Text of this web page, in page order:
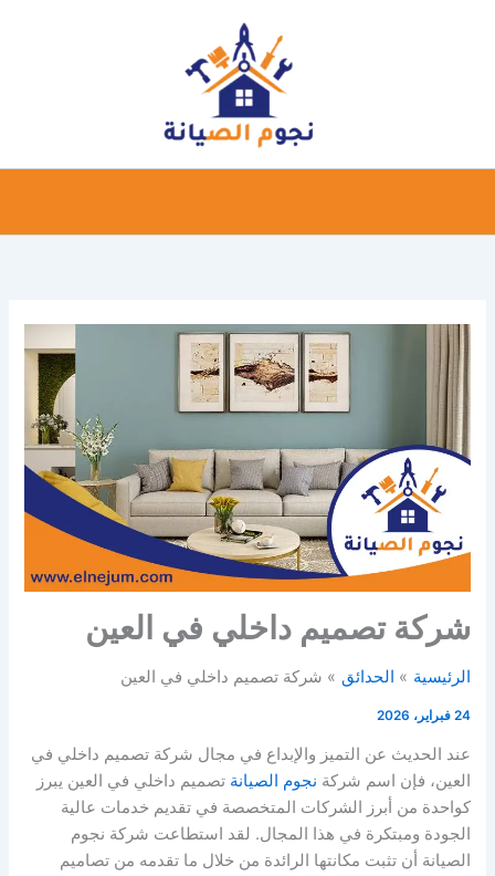
شركة تصميم داخلي في العين
الرئيسية الحدائق شركة تصميم داخلي في العين
24 فبراير، 2026
عند الحديث عن التميز والإبداع في مجال شركة تصميم داخلي في
العين، فإن اسم شركة نجوم الصيانة تصميم داخلي في العين يبرز
كواحدة من أبرز الشركات المتخصصة في تقديم خدمات عالية
الجودة ومبتكرة في هذا المجال. لقد استطاعت شركة نجوم
الصيانة أن تثبت مكانتها الرائدة من خلال ما تقدمه من تصاميم